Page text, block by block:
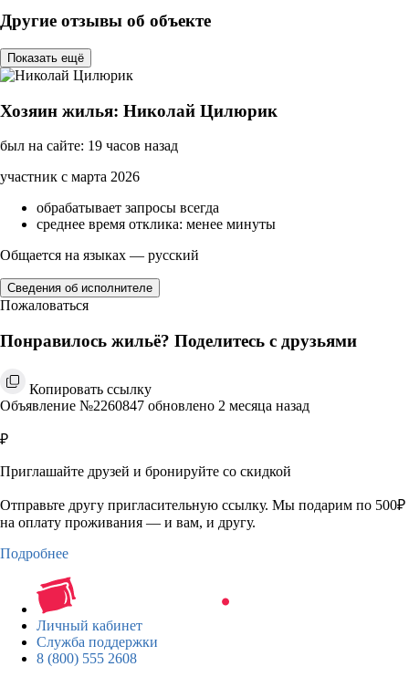
Другие отзывы об объекте
Показать ещё
Хозяин жилья: Николай Цилюрик
был на сайте: 19 часов назад
участник с марта 2026
обрабатывает запросы всегда
среднее время отклика: менее минуты
Общается на языках — русский
Сведения об исполнителе
Пожаловаться
Понравилось жильё? Поделитесь с друзьями
Копировать ссылку
Объявление №2260847 обновлено 2 месяца назад
₽
Приглашайте друзей и бронируйте со скидкой
Отправьте другу пригласительную ссылку. Мы подарим по 500₽
на оплату проживания — и вам, и другу.
Подробнее
Личный кабинет
Служба поддержки
8 (800) 555 2608